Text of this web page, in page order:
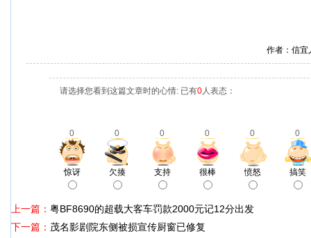
作者：信
请选择您看到这篇文章时的心情: 已有0人表态：
0 0 0 0 0 0
惊讶 欠揍 支持 很棒 愤怒 搞笑
上一篇： 粤BF8690的超载大客车罚款2000元记12分出发
下一篇： 茂名影剧院东侧被损宣传厨窗已修复